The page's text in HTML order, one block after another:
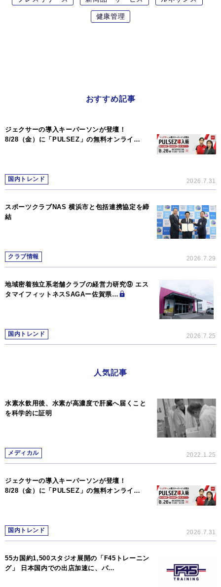
健康管理
おすすめ記事
ジェクサーの導入キーパーソンが登壇！
8/28（金）に「PULSEZ」の無料オンライ…
国内トレンド 2026.7.31
スポーツクラブNAS 横浜市と包括連携協定を締
結
クラブ情報 2026.7.29
地域密着独立系老舗クラブの経営力研究⑨ エス
タマイフィットネスSAGAー佐賀県…
国内トレンド 2026.7.25
人気記事
水素水飲用後、水素が高濃度で肝臓へ届くこと
を科学的に証明
メディカル 2022.1.25
ジェクサーの導入キーパーソンが登壇！
8/28（金）に「PULSEZ」の無料オンライ…
国内トレンド 2026.7.31
55カ国約1,500スタジオ展開の「F45トレーニン
グ」 日本国内での出店加速に、パ…